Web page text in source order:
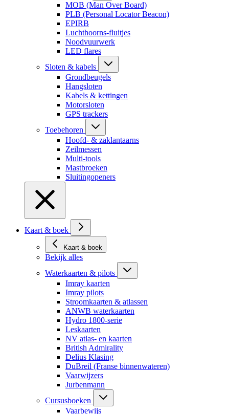
MOB (Man Over Board)
PLB (Personal Locator Beacon)
EPIRB
Luchthoorns-fluitjes
Noodvuurwerk
LED flares
Sloten & kabels
Grondbeugels
Hangsloten
Kabels & kettingen
Motorsloten
GPS trackers
Toebehoren
Hoofd- & zaklantaarns
Zeilmessen
Multi-tools
Mastbroeken
Sluitingopeners
Kaart & boek
Kaart & boek
Bekijk alles
Waterkaarten & pilots
Imray kaarten
Imray pilots
Stroomkaarten & atlassen
ANWB waterkaarten
Hydro 1800-serie
Leskaarten
NV atlas- en kaarten
British Admirality
Delius Klasing
DuBreil (Franse binnenwateren)
Vaarwijzers
Jurbenmann
Cursusboeken
Vaarbewijs